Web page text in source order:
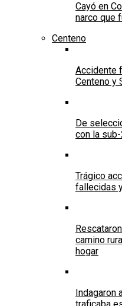
Cayó en
narco que
Centeno
Accidente
Centeno y
De
con la
Trágico
fallecidas
camino
hogar
Indagaron